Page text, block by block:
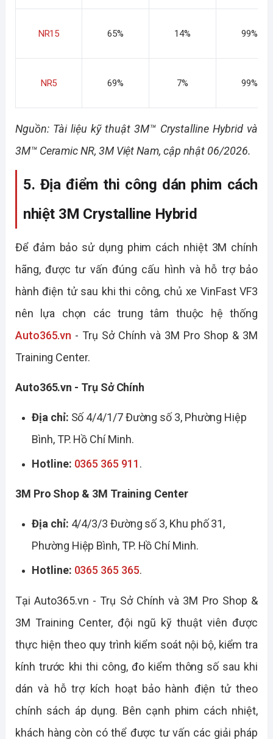
NR15 65% 14% 99%
NR5 69% 7% 99%
Nguồn: Tài liệu kỹ thuật 3M™ Crystalline Hybrid và
3M™ Ceramic NR, 3M Việt Nam, cập nhật 06/2026.
5. Địa điểm thi công dán phim cách
nhiệt 3M Crystalline Hybrid
Để đảm bảo sử dụng phim cách nhiệt 3M chính
hãng, được tư vấn đúng cấu hình và hỗ trợ bảo
hành điện tử sau khi thi công, chủ xe VinFast VF3
Auto365.vn - Trụ Sở Chính và 3M Pro Shop & 3M
Training Center.
Auto365.vn - Trụ Sở Chính
Địa chỉ: Số 4/4/1/7 Đường số 3, Phường Hiệp
Bình, TP. Hồ Chí Minh.
Hotline: 0365 365 911.
3M Pro Shop & 3M Training Center
Địa chỉ: 4/4/3/3 Đường số 3, Khu phố 31,
Phường Hiệp Bình, TP. Hồ Chí Minh.
Hotline: 0365 365 365.
Tại Auto365.vn - Trụ Sở Chính và 3M Pro Shop &
3M Training Center, đội ngũ kỹ thuật viên được
thực hiện theo quy trình kiểm soát nội bộ, kiểm tra
kính trước khi thi công, đo kiểm thông số sau khi
dán và hỗ trợ kích hoạt bảo hành điện tử theo
chính sách áp dụng. Bên cạnh phim cách nhiệt,
khách hàng còn có thể được tư vấn các giải pháp